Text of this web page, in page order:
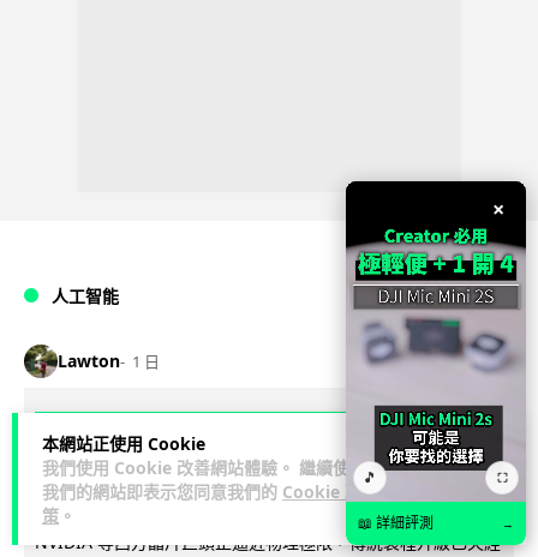
本網站正使用 Cookie
我們使用 Cookie 改善網站體驗。 繼續使用
我們的網站即表示您同意我們的 Cookie 政
策 。
人工智能
Lawton 1 日
華為科學家警告 NVIDIA 已近物理極限
華為「韜定律」可繞過摩爾定律瓶頸
華為半導體首席科學家廖恒罕見接受近 5 小時專訪，警告
NVIDIA 等西方晶片巨頭正逼近物理極限，傳統製程升級已失經
×
🎵 ⛶
📖 詳細評測 →